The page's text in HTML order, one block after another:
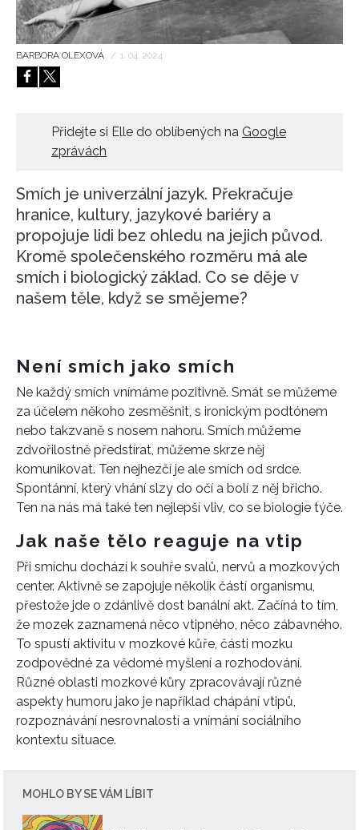
HOME
BARBORA OLEXOVÁ / 1. 04. 2024
Přidejte si Elle do oblíbených na Google
zprávách
Smích je univerzální jazyk. Překračuje
hranice, kultury, jazykové bariéry a
propojuje lidi bez ohledu na jejich původ.
Kromě společenského rozměru má ale
smích i biologický základ. Co se děje v
našem těle, když se smějeme?
Není smích jako smích
Ne každý smích vnímáme pozitivně. Smát se můžeme
za účelem někoho zesměšnit, s ironickým podtónem
nebo takzvaně s nosem nahoru. Smích můžeme
zdvořilostně předstírat, můžeme skrze něj
komunikovat. Ten nejhezčí je ale smích od srdce.
Spontánní, který vhání slzy do očí a bolí z něj břicho.
Ten na nás má také ten nejlepší vliv, co se biologie týče.
Jak naše tělo reaguje na vtip
Při smíchu dochází k souhře svalů, nervů a mozkových
center. Aktivně se zapojuje několik částí organismu,
přestože jde o zdánlivě dost banální akt. Začíná to tím,
že mozek zaznamená něco vtipného, něco zábavného.
To spustí aktivitu v mozkové kůře, části mozku
zodpovědné za vědomé myšlení a rozhodování.
Různé oblasti mozkové kůry zpracovávají různé
aspekty humoru jako je například chápání vtipů,
rozpoznávání nesrovnalostí a vnímání sociálního
kontextu situace.
MOHLO BY SE VÁM LÍBIT